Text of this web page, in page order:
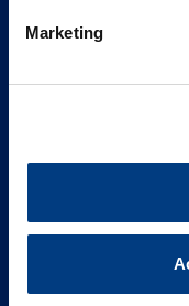
Marketing
Via Ignazio Gardella, 2